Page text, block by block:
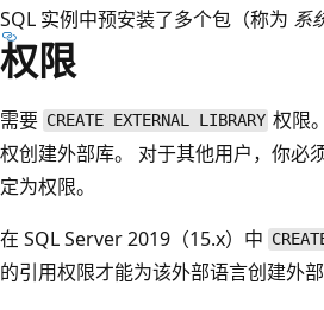
SQL 实例中预安装了多个包（称为 系
权限
需要 CREATE EXTERNAL LIBRARY 权限
权创建外部库。 对于其他用户，你必
定为权限。
在 SQL Server 2019（15.x）中
的引用权限才能为该外部语言创建外部